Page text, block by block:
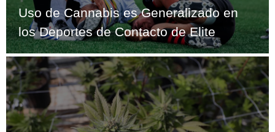
Uso de Cannabis es Generalizado en
los Deportes de Contacto de Elite